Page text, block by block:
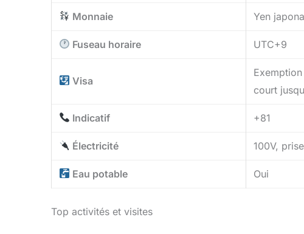
Monnaie Yen
Fuseau horaire UTC+9
Visa
court
Indicatif +81
Électricité 100V,
Eau potable Oui
Top activités et visites